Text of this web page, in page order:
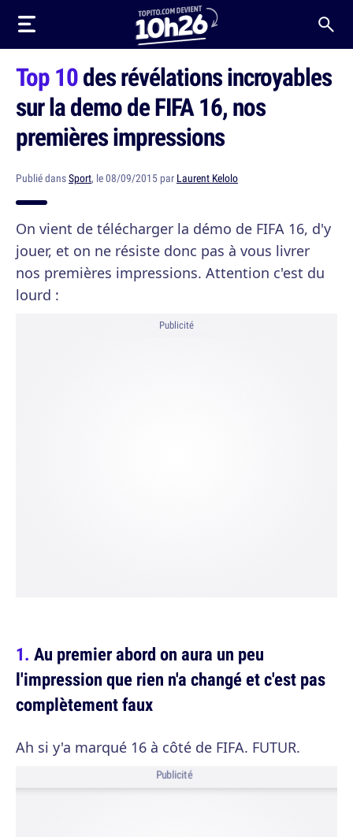
Top 10des révélations incroyables
sur la demo de FIFA 16, nos
premières impressions
Publié dansSport, le 08/09/2015 par Laurent Kelolo
On vient de télécharger la démo de FIFA 16, d'y
jouer, et on ne résiste donc pas à vous livrer
nos premières impressions. Attention c'est du
lourd :
Publicité
Au premier abord on aura un peu
l'impression que rien n'a changé et c'est pas
complètement faux
Ah si y'a marqué 16 à côté de FIFA. FUTUR.
Publicité